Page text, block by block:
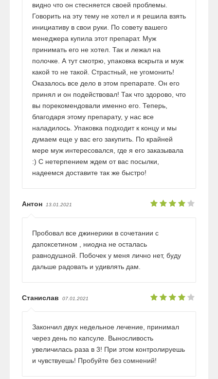
видно что он стесняется своей проблемы.
Говорить на эту тему не хотел и я решила взять
инициативу в свои руки. По совету вашего
менеджера купила этот препарат. Муж
принимать его не хотел. Так и лежал на
полочке. А тут смотрю, упаковка вскрыта и муж
какой то не такой. Страстный, не угомонить!
Оказалось все дело в этом препарате. Он его
принял и он подействовал! Так что здорово, что
вы порекомендовали именно его. Теперь,
благодаря этому препарату, у нас все
наладилось. Упаковка подходит к концу и мы
думаем еще у вас его закупить. По крайней
мере муж интересовался, где я его заказывала
:) С нетерпением ждем от вас посылки,
надеемся доставите так же быстро!
Антон 13.01.2021
Пробовал все джинерики в сочетании с
дапоксетином , ниодна не осталась
равнодушной. Побочек у меня лично нет, буду
дальше радовать и удивлять дам.
Станислав 07.01.2021
Закончил двух недельное лечение, принимал
через день по капсуле. Выносливость
увеличилась раза в 3! При этом контролируешь
и чувствуешь! Пробуйте без сомнений!